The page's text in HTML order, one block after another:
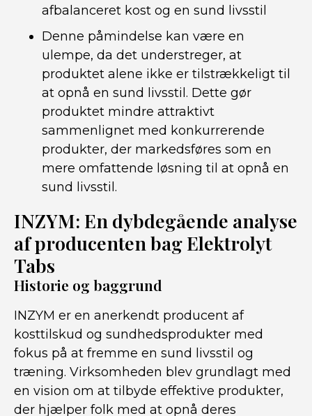
afbalanceret kost og en sund livsstil
Denne påmindelse kan være en
ulempe, da det understreger, at
produktet alene ikke er tilstrækkeligt til
at opnå en sund livsstil. Dette gør
produktet mindre attraktivt
sammenlignet med konkurrerende
produkter, der markedsføres som en
mere omfattende løsning til at opnå en
sund livsstil.
INZYM: En dybdegående analyse
af producenten bag Elektrolyt
Tabs
Historie og baggrund
INZYM er en anerkendt producent af
kosttilskud og sundhedsprodukter med
fokus på at fremme en sund livsstil og
træning. Virksomheden blev grundlagt med
en vision om at tilbyde effektive produkter,
der hjælper folk med at opnå deres